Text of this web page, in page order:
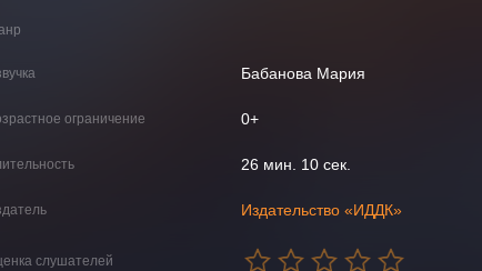
Бабанова Мария
ограничение 0+
26 мин. 10 сек.
Издательство «ИДДК»
слушателей